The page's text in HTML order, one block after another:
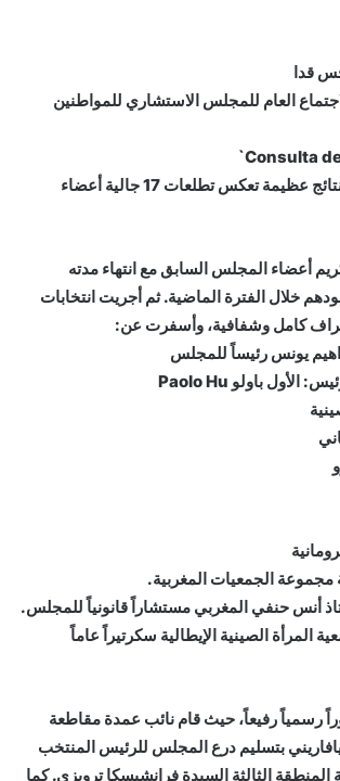
قدا
العام للمجلس الاستشاري للمواطنين
Consulta
في لقاء مبهر خرج بنتائج عظيمة تعكس تطلعات 17 جالية أعضاء
أعضاء المجلس السابق مع انتهاء مدته
خلال الفترة الماضية. ثم أجريت انتخابات
كامل وشفافية، وأسفرت عن:
يونس رئيساً للمجلس
مجموعة الجمعيات المغربية.
أنس حنفي المغربي مستشاراً قانونياً للمجلس.
المرأة الصينية الإيطالية سكرتيراً عاماً
رسمياً رفيعاً، حيث قام نائب عمدة مقاطعة
بتسليم درع المجلس للرئيس المنتخب
المنطقة الثالثة السيدة فرانشيسكا ترويزي. كما